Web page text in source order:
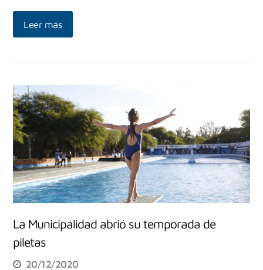
Leer más
La Municipalidad abrió su temporada de
piletas
20/12/2020